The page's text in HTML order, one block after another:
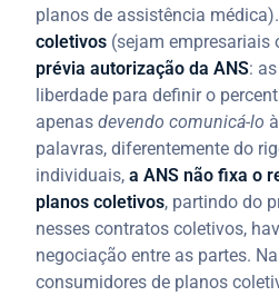
planos de assistência
coletivos (sejam empresariais
prévia autorização da ANS:
liberdade para definir o
apenasdevendo comunicá-lo
palavras, diferentemente do
individuais,a ANS não fixa o
planos coletivos, partindo do
nesses contratos coletivos,
negociação entre as partes.
consumidores de planos